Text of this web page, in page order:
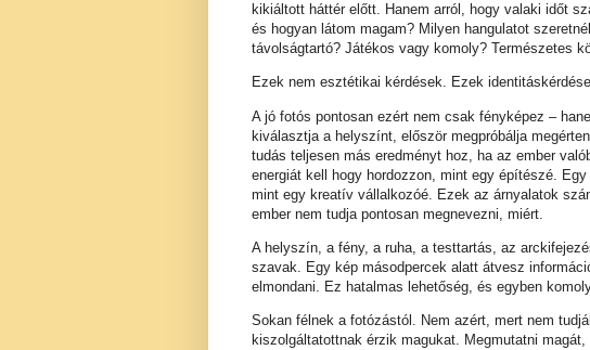
kikiáltott háttér előtt. Hanem arról, hogy valaki időt
és hogyan látom magam? Milyen hangulatot
távolságtartó? Játékos vagy komoly? Természetes
Ezek nem esztétikai kérdések. Ezek
A jó fotós pontosan ezért nem csak fényképez –
kiválasztja a helyszínt, először megpróbálja
tudás teljesen más eredményt hoz, ha az ember
energiát kell hogy hordozzon, mint egy építészé.
mint egy kreatív vállalkozóé. Ezek az árnyalatok
ember nem tudja pontosan megnevezni, miért.
A helyszín, a fény, a ruha, a testtartás, az
szavak. Egy kép másodpercek alatt átvesz
elmondani. Ez hatalmas lehetőség, és egyben
Sokan félnek a fotózástól. Nem azért, mert nem
kiszolgáltatottnak érzik magukat. Megmutatni